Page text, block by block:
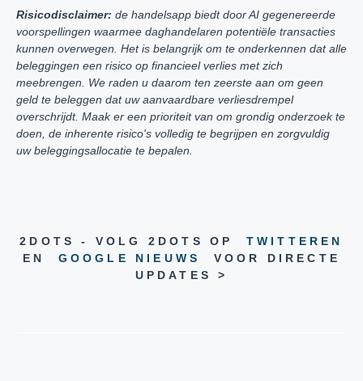
Risicodisclaimer: de handelsapp biedt door AI gegenereerde
voorspellingen waarmee daghandelaren potentiële transacties
kunnen overwegen. Het is belangrijk om te onderkennen dat alle
beleggingen een risico op financieel verlies met zich
meebrengen. We raden u daarom ten zeerste aan om geen
geld te beleggen dat uw aanvaardbare verliesdrempel
overschrijdt. Maak er een prioriteit van om grondig onderzoek te
doen, de inherente risico's volledig te begrijpen en zorgvuldig
uw beleggingsallocatie te bepalen.
2DOTS - VOLG 2DOTS OP TWITTEREN
EN GOOGLE NIEUWS
VOOR DIRECTE
UPDATES >